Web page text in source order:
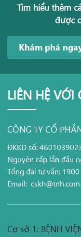
Tìm hiểu thêm
được
Khám phá
LIÊN HỆ VỚI
CÔNG TY CỔ
ĐKKD số:
Nguyên cấp lần đầu
Tổng đài tư vấn:
Email:
Cơ sở 1: BỆNH